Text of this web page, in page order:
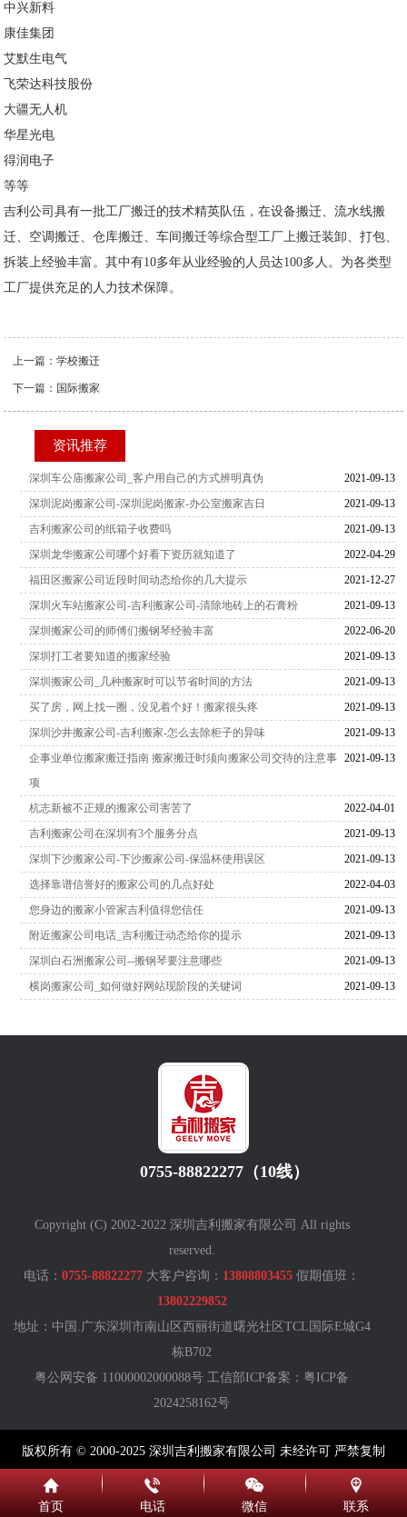
中兴新料
康佳集团
艾默生电气
飞荣达科技股份
大疆无人机
华星光电
得润电子
等等
吉利公司具有一批工厂搬迁的技术精英队伍，在设备搬迁、流水线搬
迁、空调搬迁、仓库搬迁、车间搬迁等综合型工厂上搬迁装卸、打包、
拆装上经验丰富。其中有10多年从业经验的人员达100多人。为各类型
工厂提供充足的人力技术保障。
上一篇：学校搬迁
下一篇： 国际搬家
资讯推荐
2021-09-13
深圳车公庙搬家公司_客户用自己的方式辨明真伪
2021-09-13
深圳泥岗搬家公司-深圳泥岗搬家-办公室搬家吉日
2021-09-13
吉利搬家公司的纸箱子收费吗
2022-04-29
深圳龙华搬家公司哪个好看下资历就知道了
2021-12-27
福田区搬家公司近段时间动态给你的几大提示
2021-09-13
深圳火车站搬家公司-吉利搬家公司-清除地砖上的石膏粉
2022-06-20
深圳搬家公司的师傅们搬钢琴经验丰富
2021-09-13
深圳打工者要知道的搬家经验
2021-09-13
深圳搬家公司_几种搬家时可以节省时间的方法
2021-09-13
买了房，网上找一圈，没见着个好！搬家很头疼
2021-09-13
深圳沙井搬家公司-吉利搬家-怎么去除柜子的异味
2021-09-13
企事业单位搬家搬迁指南 搬家搬迁时须向搬家公司交待的注意事
项
2022-04-01
杭志新被不正规的搬家公司害苦了
2021-09-13
吉利搬家公司在深圳有3个服务分点
2021-09-13
深圳下沙搬家公司-下沙搬家公司-保温杯使用误区
2022-04-03
选择靠谱信誉好的搬家公司的几点好处
2021-09-13
您身边的搬家小管家吉利值得您信任
2021-09-13
附近搬家公司电话_吉利搬迁动态给你的提示
2021-09-13
深圳白石洲搬家公司--搬钢琴要注意哪些
2021-09-13
横岗搬家公司_如何做好网站现阶段的关键词
0755-88822277（10线）
Copyright (C) 2002-2022 深圳吉利搬家有限公司 All rights
reserved.
电话：0755-88822277 大客户咨询： 13808803455 假期值班：
13802229852
地址：中国.广东深圳市南山区西丽街道曙光社区TCL国际E城G4
栋B702
粤公网安备 11000002000088号 工信部ICP备案：粤ICP备
2024258162号
版权所有 © 2000-2025 深圳吉利搬家有限公司 未经许可 严禁复制
首页 电话 微信 联系